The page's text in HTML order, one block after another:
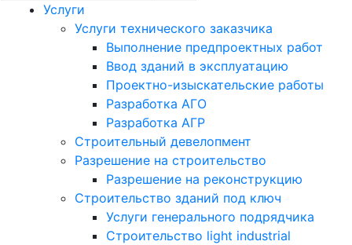
Услуги
Услуги технического заказчика
Выполнение предпроектных работ
Ввод зданий в эксплуатацию
Проектно-изыскательские работы
Разработка АГО
Разработка АГР
Строительный девелопмент
Разрешение на строительство
Разрешение на реконструкцию
Строительство зданий под ключ
Услуги генерального подрядчика
Строительство light industrial